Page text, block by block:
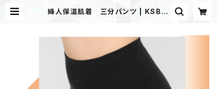
婦人保温肌着 三分パンツ | KSB N